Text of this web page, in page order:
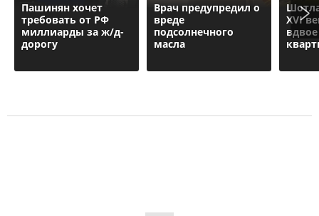
Пашинян хочет
требовать от РФ
миллиарды за ж/д-
дорогу
Врач предупредил о
вреде
подсолнечного
масла
XVI